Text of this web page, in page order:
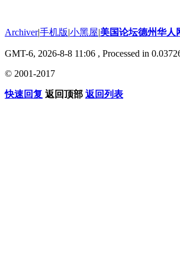
Archiver|手机版|小黑屋|美国论坛德州华人
GMT-6, 2026-8-8 11:06 , Processed in
© 2001-2017
快速回复 返回顶部 返回列表